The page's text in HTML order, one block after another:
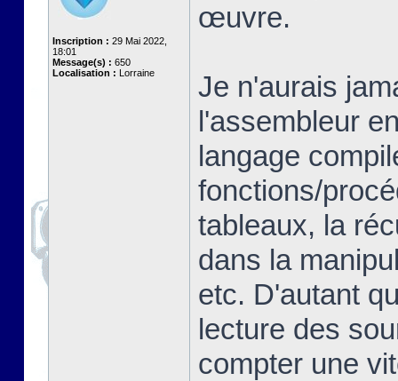
Inscription : 29 Mai 2022,
18:01
Message(s) : 650
Localisation : Lorraine
œuvre.
Je n'aurais
l'assembleur
langage
fonctions/
tableaux, la
dans la
etc. D'autant
lecture des
compter une